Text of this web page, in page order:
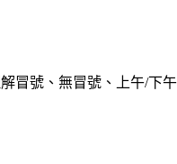
冒號、無冒號、上午/下